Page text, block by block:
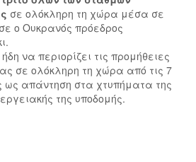
σε ολόκληρη τη χώρα μέσα σε
ο Ουκρανός πρόεδρος
να περιορίζει τις προμήθειες
σε ολόκληρη τη χώρα από τις 7
ως απάντηση στα χτυπήματα της
της υποδομής.